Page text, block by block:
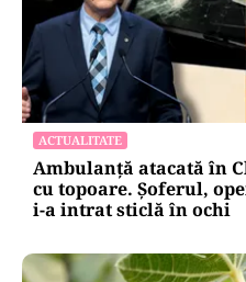
ACTUALITATE
Ambulanță atacată în
cu topoare. Șoferul,
i-a intrat sticlă în ochi